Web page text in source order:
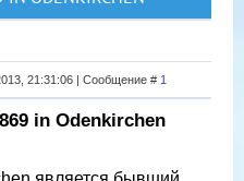
21:31:06 | Сообщение # 1
in Odenkirchen